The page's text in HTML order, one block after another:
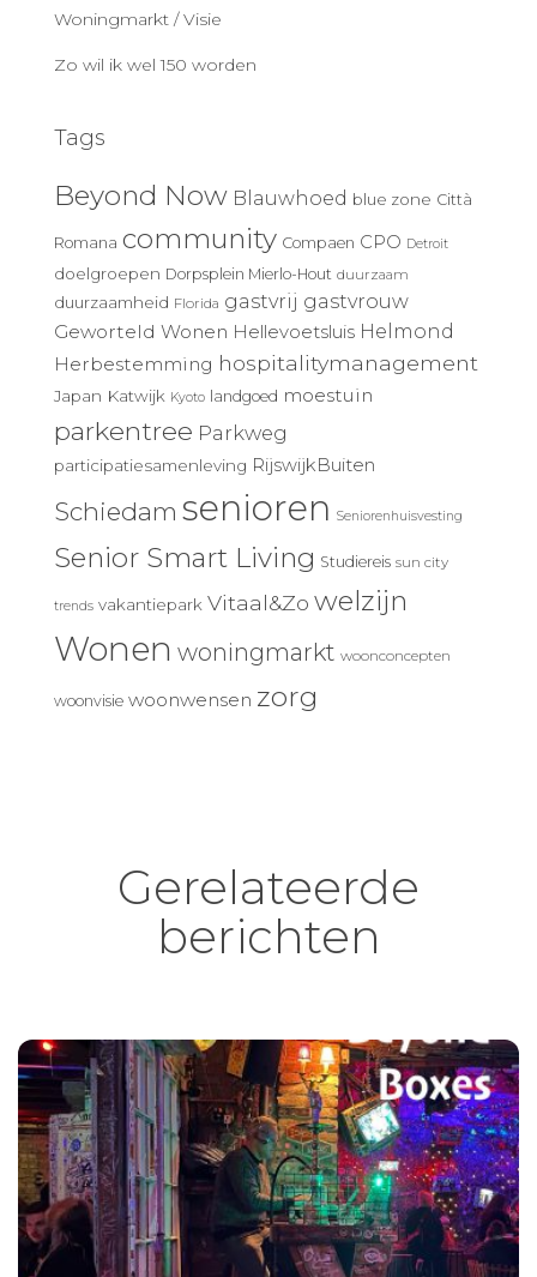
Woningmarkt / Visie
Zo wil ik wel 150 worden
Tags
Beyond Now Blauwhoed blue zone Città
Romana community Compaen CPO Detroit
doelgroepen Dorpsplein Mierlo-Hout duurzaam
duurzaamheid Florida gastvrij gastvrouw
Geworteld Wonen Hellevoetsluis Helmond
Herbestemming hospitalitymanagement
Japan Katwijk Kyoto landgoed moestuin
parkentree Parkweg
participatiesamenleving RijswijkBuiten
Schiedam senioren Seniorenhuisvesting
Senior Smart Living Studiereis sun city
trends vakantiepark Vitaal&Zo welzijn
Wonen woningmarkt woonconcepten
woonvisie woonwensen zorg
Gerelateerde
berichten